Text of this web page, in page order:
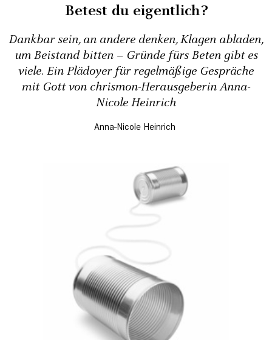
Betest du eigentlich?
Dankbar sein, an andere denken, Klagen abladen,
um Beistand bitten – Gründe fürs Beten gibt es
viele. Ein Plädoyer für regelmäßige Gespräche
mit Gott von chrismon-Herausgeberin Anna-
Nicole Heinrich
Anna-Nicole Heinrich